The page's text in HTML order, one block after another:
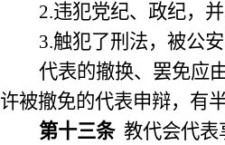
2.违犯党纪、政纪，
3.触犯了刑法，被公
代表的撤换、罢免应
许被撤免的代表申辩，有
第十三条 教代会代表